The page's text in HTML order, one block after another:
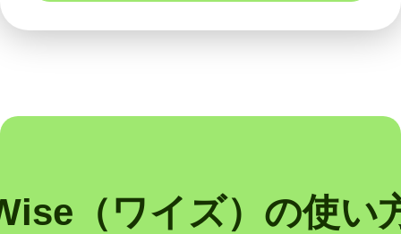
（ワイズ）の使い